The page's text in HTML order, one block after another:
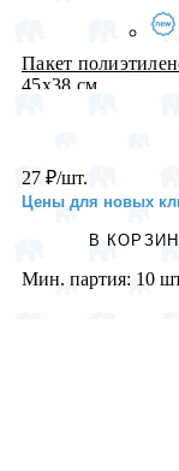
Пакет
45х38 см ...
27 ₽/шт.
Цены для новых
В
Мин. партия: 10